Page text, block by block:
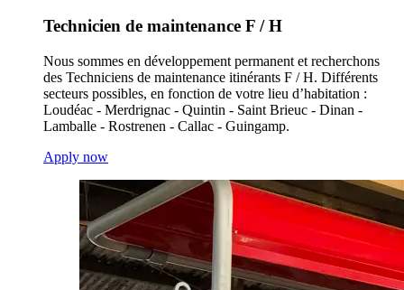
Technicien de maintenance F / H
Nous sommes en développement permanent et recherchons
des Techniciens de maintenance itinérants F / H. Différents
secteurs possibles, en fonction de votre lieu d’habitation :
Loudéac - Merdrignac - Quintin - Saint Brieuc - Dinan -
Lamballe - Rostrenen - Callac - Guingamp.
Apply now